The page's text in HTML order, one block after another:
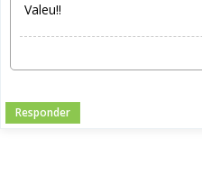
Valeu!!
Responder